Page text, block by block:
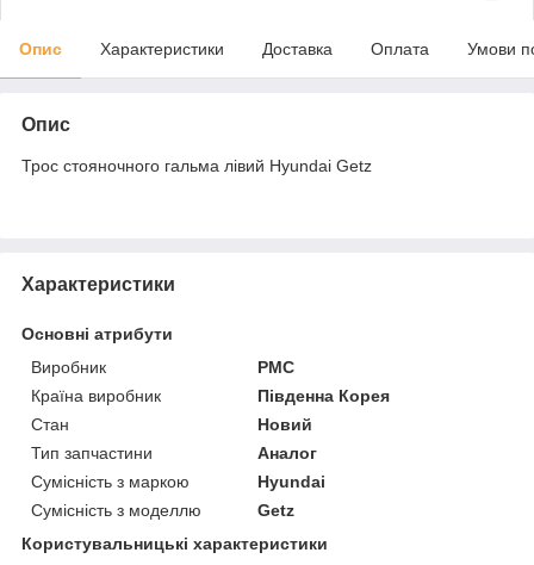
Опис Характеристики Доставка Оплата Умови
Опис
Трос стояночного гальма лівий Hyundai Getz
Характеристики
Основні атрибути
Виробник
PMC
Країна виробник
Південна Корея
Стан
Новий
Тип запчастини
Аналог
Сумісність з маркою
Hyundai
Сумісність з моделлю
Getz
Користувальницькі характеристики